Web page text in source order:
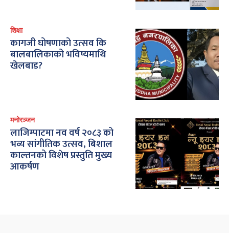
शिक्षा
कागजी घोषणाको उत्सव कि
बालबालिकाको भविष्यमाथि
खेलबाड?
मनोरञ्जन
लाजिम्पाटमा नव वर्ष २०८३ को
भव्य सांगीतिक उत्सव, बिशाल
काल्तनको विशेष प्रस्तुति मुख्य
आकर्षण